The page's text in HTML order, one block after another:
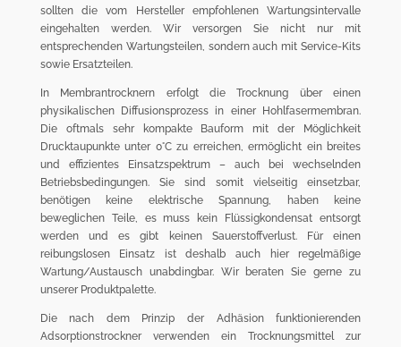
sollten die vom Hersteller empfohlenen Wartungsintervalle
eingehalten werden. Wir versorgen Sie nicht nur mit
entsprechenden Wartungsteilen, sondern auch mit Service-Kits
sowie Ersatzteilen.
In Membrantrocknern erfolgt die Trocknung über einen
physikalischen Diffusionsprozess in einer Hohlfasermembran.
Die oftmals sehr kompakte Bauform mit der Möglichkeit
Drucktaupunkte unter 0°C zu erreichen, ermöglicht ein breites
und effizientes Einsatzspektrum – auch bei wechselnden
Betriebsbedingungen. Sie sind somit vielseitig einsetzbar,
benötigen keine elektrische Spannung, haben keine
beweglichen Teile, es muss kein Flüssigkondensat entsorgt
werden und es gibt keinen Sauerstoffverlust. Für einen
reibungslosen Einsatz ist deshalb auch hier regelmäßige
Wartung/Austausch unabdingbar. Wir beraten Sie gerne zu
unserer Produktpalette.
Die nach dem Prinzip der Adhäsion funktionierenden
Adsorptionstrockner verwenden ein Trocknungsmittel zur